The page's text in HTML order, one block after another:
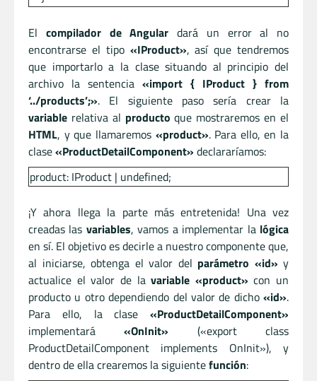
El compilador de Angular dará un error al no
encontrarse el tipo «IProduct», así que tendremos
que importarlo a la clase situando al principio del
archivo la sentencia «import { IProduct } from
‘../products’;». El siguiente paso sería crear la
variable relativa al producto que mostraremos en el
HTML, y que llamaremos «product». Para ello, en la
clase«ProductDetailComponent» declararíamos:
product: IProduct | undefined;
¡Y ahora llega la parte más entretenida! Una vez
creadas las variables, vamos a implementar la lógica
en sí. El objetivo es decirle a nuestro componente que,
al iniciarse, obtenga el valor del parámetro «id» y
actualice el valor de lavariable «product» con un
producto u otro dependiendo del valor de dicho «id».
Para ello, la clase «ProductDetailComponent»
implementará«OnInit» («export class
ProductDetailComponent implements OnInit»), y
dentro de ella crearemos la siguientefunción: